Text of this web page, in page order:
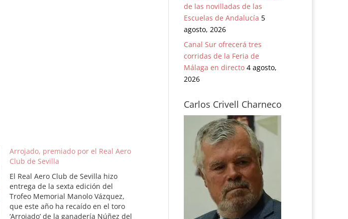
Arrojado, premiado por el Real Aero
Club de Sevilla
El Real Aero Club de Sevilla hizo
entrega de la sexta edición del
Trofeo Memorial Manolo Vázquez,
que este año ha recaído en el toro
‘Arrojado’ de la ganadería Núñez del
de las novilladas de las
Escuelas de Andalucía 5
agosto, 2026
Canal Sur ofrecerá tres
corridas de la Feria de
Málaga en directo 4 agosto,
2026
Carlos Crivell Charneco